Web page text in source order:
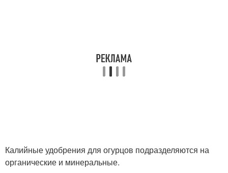
Калийные удобрения для огурцов подразделяются на
органические и минеральные.